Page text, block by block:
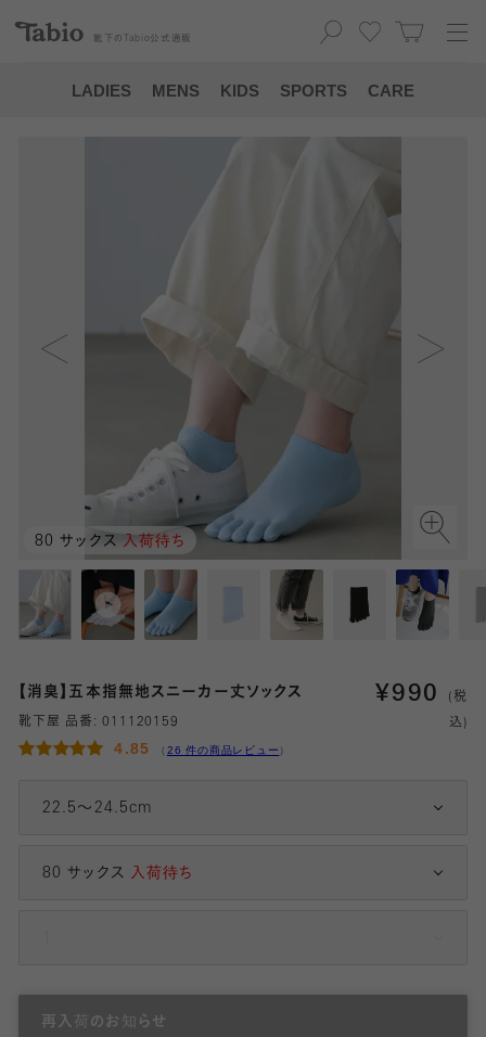
靴下の Tabio 公式通販
LADIES MENS KIDS SPORTS CARE
80 サックス 入荷待ち
【消臭】五本指無地スニーカー丈ソックス
靴下屋 品番: 011120159
4.85 （ 26 件の商品レビュー ）
¥990
(税
込)
22.5～24.5cm
80 サックス 入荷待ち
再入荷のお知らせ